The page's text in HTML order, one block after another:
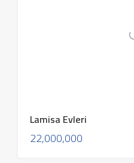
Lamisa Evleri
22,000,000